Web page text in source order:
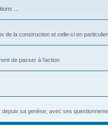
...
de la construction et celle-ci en particulier
de passer à l'action
sa genèse, avec ses